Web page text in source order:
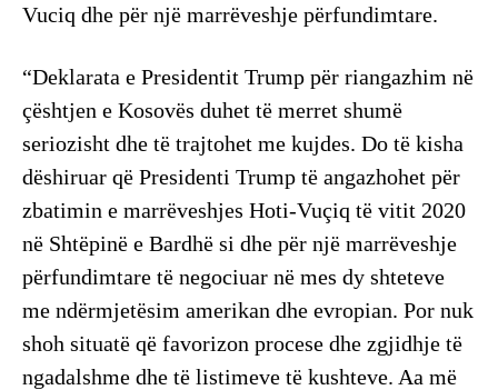
Vuciq dhe për një marrëveshje përfundimtare.
“Deklarata e Presidentit Trump për riangazhim në
çështjen e Kosovës duhet të merret shumë
seriozisht dhe të trajtohet me kujdes. Do të kisha
dëshiruar që Presidenti Trump të angazhohet për
zbatimin e marrëveshjes Hoti-Vuçiq të vitit 2020
në Shtëpinë e Bardhë si dhe për një marrëveshje
përfundimtare të negociuar në mes dy shteteve
me ndërmjetësim amerikan dhe evropian. Por nuk
shoh situatë që favorizon procese dhe zgjidhje të
ngadalshme dhe të listimeve të kushteve. Aa më